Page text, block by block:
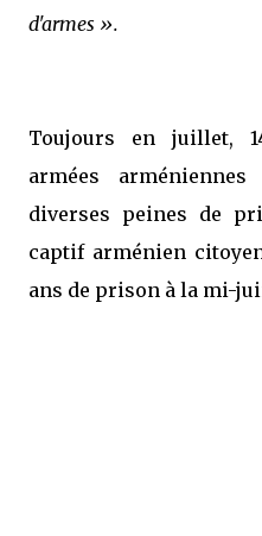
d'armes ».
Toujours en juillet,
armées
diverses peines de
captif arménien
ans de prison à la mi-